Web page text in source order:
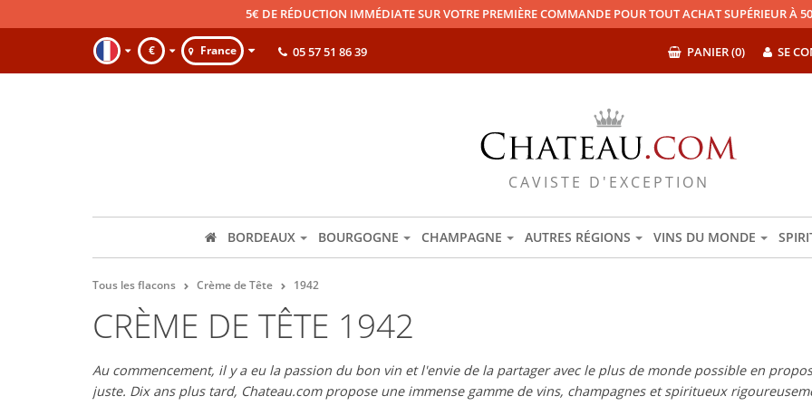
5€ DE RÉDUCTION IMMÉDIATE SUR VOTRE PREMIÈRE COMMANDE POUR TOUT ACHAT SUPÉRIEUR À
€ France SE
PANIER (0)
05 57 51 86 39
CAVISTE D'EXCEPTION
BORDEAUX BOURGOGNE CHAMPAGNE AUTRES RÉGIONS VINS DU MONDE
Tous les flacons Crème de Tête 1942
CRÈME DE TÊTE 1942
Au commencement, il y a eu la passion du bon vin et l'envie de la partager avec le plus de monde possible en
juste. Dix ans plus tard, Chateau.com propose une immense gamme de vins, champagnes et spiritueux